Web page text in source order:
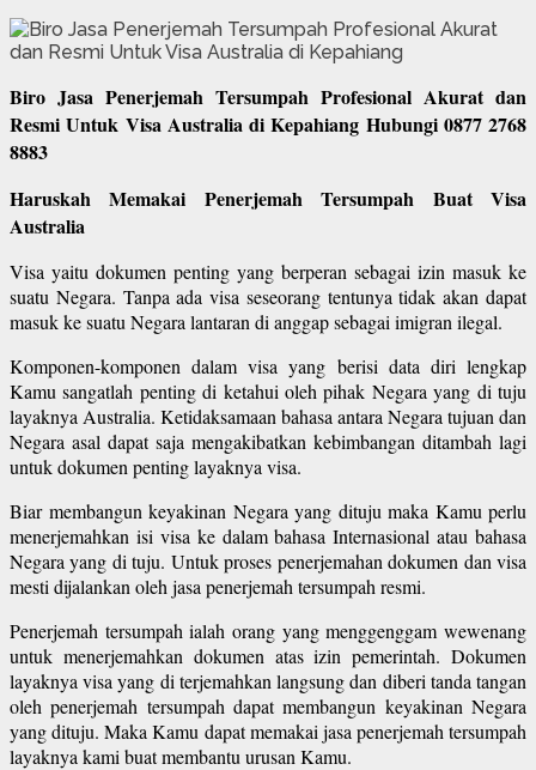
Biro Jasa Penerjemah Tersumpah Profesional Akurat dan
Resmi Untuk Visa Australia di Kepahiang Hubungi 0877 2768
8883
Haruskah Memakai Penerjemah Tersumpah Buat Visa
Australia
Visa yaitu dokumen penting yang berperan sebagai izin masuk ke
suatu Negara. Tanpa ada visa seseorang tentunya tidak akan dapat
masuk ke suatu Negara lantaran di anggap sebagai imigran ilegal.
Komponen-komponen dalam visa yang berisi data diri lengkap
Kamu sangatlah penting di ketahui oleh pihak Negara yang di tuju
layaknya Australia. Ketidaksamaan bahasa antara Negara tujuan dan
Negara asal dapat saja mengakibatkan kebimbangan ditambah lagi
untuk dokumen penting layaknya visa.
Biar membangun keyakinan Negara yang dituju maka Kamu perlu
menerjemahkan isi visa ke dalam bahasa Internasional atau bahasa
Negara yang di tuju. Untuk proses penerjemahan dokumen dan visa
mesti dijalankan oleh jasa penerjemah tersumpah resmi.
Penerjemah tersumpah ialah orang yang menggenggam wewenang
untuk menerjemahkan dokumen atas izin pemerintah. Dokumen
layaknya visa yang di terjemahkan langsung dan diberi tanda tangan
oleh penerjemah tersumpah dapat membangun keyakinan Negara
yang dituju. Maka Kamu dapat memakai jasa penerjemah tersumpah
layaknya kami buat membantu urusan Kamu.